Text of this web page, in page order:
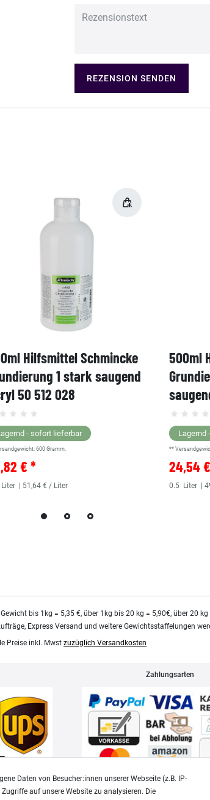
REZENSION SENDEN
Hilfsmittel Schmincke
1 stark saugend
50 512 028
- sofort lieferbar
600 Gramm.
€ *
Liter | 51,64 € / Liter
500ml
Lagernd
**
24,54
0.5 Liter |
bis 1kg = 5,35 €, über 1kg bis 20 kg = 5,90€, über 20
Express Versand und weitere Gewichtsstaffelungen
Preise inkl. Mwst zuzüglich Versandkosten
Zahlungsarten
Daten von Besucher:innen unserer Webseite (z.B. IP-
auf unsere Website zu analysieren. Die